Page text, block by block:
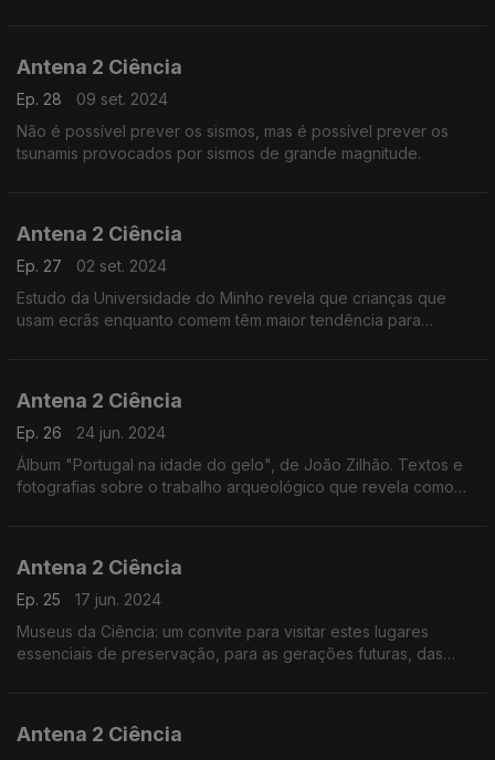
Antena 2 Ciência
Ep. 28
09 set. 2024
Não é possível prever os sismos, mas é possível prever os
tsunamis provocados por sismos de grande magnitude.
Antena 2 Ciência
Ep. 27
02 set. 2024
Estudo da Universidade do Minho revela que crianças que
usam ecrãs enquanto comem têm maior tendência para
Antena 2 Ciência
Ep. 26
24 jun. 2024
Álbum "Portugal na idade do gelo", de João Zilhão. Textos e
fotografias sobre o trabalho arqueológico que revela como
Antena 2 Ciência
Ep. 25
17 jun. 2024
Museus da Ciência: um convite para visitar estes lugares
essenciais de preservação, para as gerações futuras, das
Antena 2 Ciência